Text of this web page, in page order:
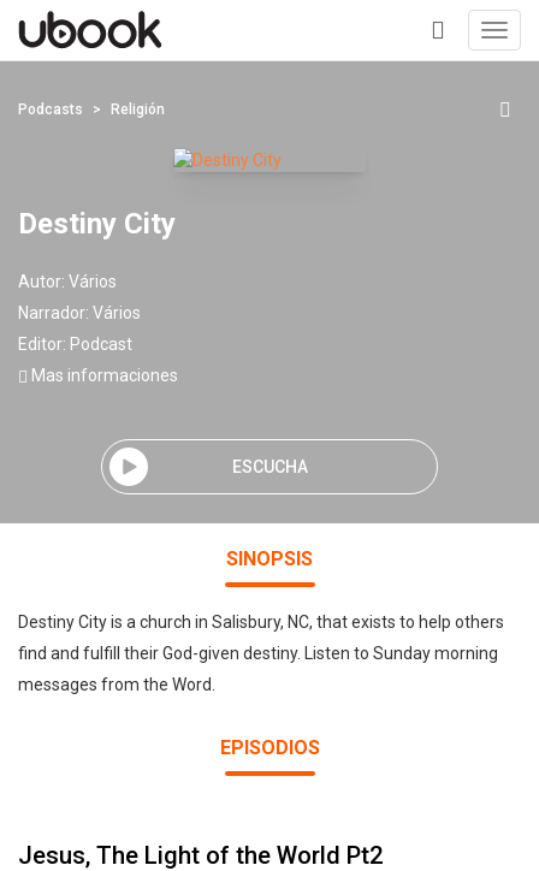
+
Podcasts Religión
Destiny City
Autor: Vários
Narrador: Vários
Editor: Podcast
Mas informaciones
ESCUCHA
SINOPSIS
Destiny City is a church in Salisbury, NC, that exists to help others
find and fulfill their God-given destiny. Listen to Sunday morning
messages from the Word.
EPISODIOS
Jesus, The Light of the World Pt2